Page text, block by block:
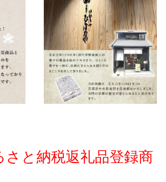
さと納税返礼品登録商